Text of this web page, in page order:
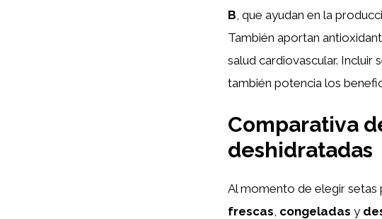
B , que ayudan en la
También aportan
salud cardiovascular. Incluir
también potencia los
Comparativa
deshidratadas
Al momento de elegir setas
frescas, congeladas y